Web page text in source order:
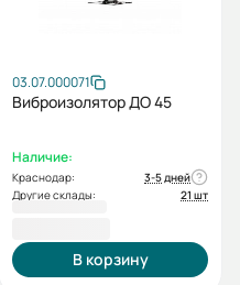
03.07.000071
Виброизолятор ДО 45
Наличие:
Краснодар:
3-5 дней
Другие склады:
21 шт
В корзину